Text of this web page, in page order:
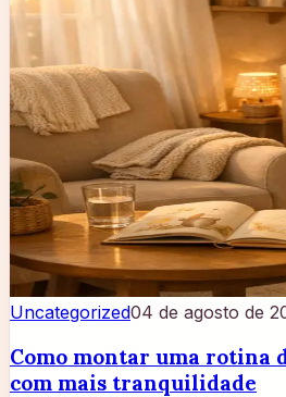
Uncategorized04 de agosto de
Como montar uma rotina
com mais tranquilidade